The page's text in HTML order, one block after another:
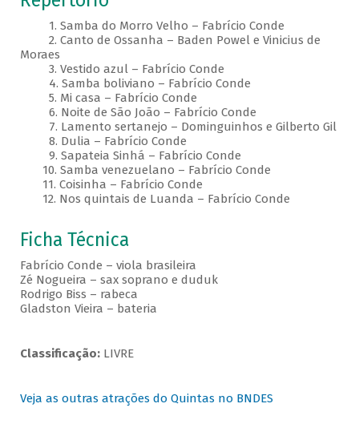
1. Samba do Morro Velho – Fabrício Conde
2. Canto de Ossanha – Baden Powel e Vinicius de
Moraes
3. Vestido azul – Fabrício Conde
4. Samba boliviano – Fabrício Conde
5. Mi casa – Fabrício Conde
6. Noite de São João – Fabrício Conde
7. Lamento sertanejo – Dominguinhos e Gilberto Gil
8. Dulia – Fabrício Conde
9. Sapateia Sinhá – Fabrício Conde
10. Samba venezuelano – Fabrício Conde
11. Coisinha – Fabrício Conde
12. Nos quintais de Luanda – Fabrício Conde
Ficha Técnica
Fabrício Conde – viola brasileira
Zé Nogueira – sax soprano e duduk
Rodrigo Biss – rabeca
Gladston Vieira – bateria
Classificação: LIVRE
Veja as outras atrações do Quintas no BNDES